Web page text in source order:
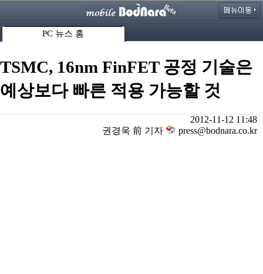
PC 뉴스 홈
TSMC, 16nm FinFET 공정 기술은
예상보다 빠른 적용 가능할 것
2012-11-12 11:48
권경욱 前 기자
press@bodnara.co.kr